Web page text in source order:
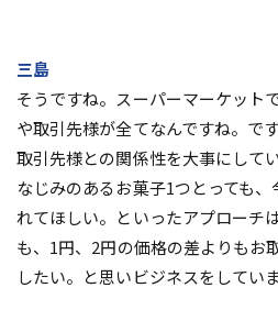
三島
そうですね。スーパーマーケット
や取引先様が全てなんですね。で
取引先様との関係性を大事にして
なじみのあるお菓子1つとっても
れてほしい。といったアプローチ
も、1円、2円の価格の差よりもお
したい。と思いビジネスをしていま